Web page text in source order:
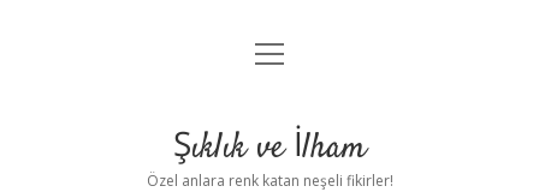
Anasayfa
Yasal Uyarı
menüyü
Şıklık ve İlham
Özel anlara renk katan neşeli fikirler!